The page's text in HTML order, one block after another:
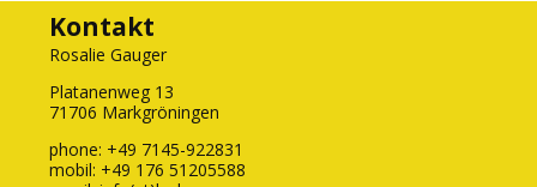
Kontakt
Rosalie Gauger
Platanenweg 13
71706 Markgröningen
phone: +49 7145-922831
mobil: +49 176 51205588